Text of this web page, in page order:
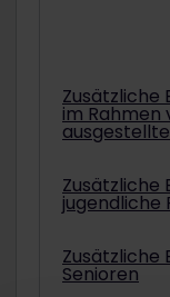
Zusätzliche
im
Abhängig
erstattet
Zusätzliche
jugendliche
Um mit
zu
Zusätzliche
Senioren